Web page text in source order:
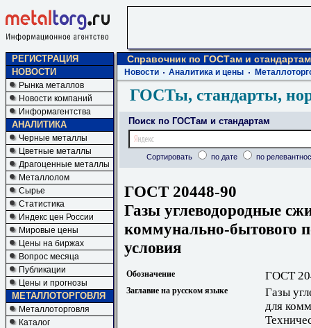
РЕГИСТРАЦИЯ
НОВОСТИ
Рынка металлов
Новости компаний
Информагентства
АНАЛИТИКА
Черные металлы
Цветные металлы
Драгоценные металлы
Металлолом
Сырье
Статистика
Индекс цен России
Мировые цены
Цены на биржах
Вопрос месяца
Публикации
Цены и прогнозы
МЕТАЛЛОТОРГОВЛЯ
Металлоторговля
Каталог
Справочник по ГОСТам и стандартам
Новости Аналитика и цены
ГОСТы, стандарты,
Поиск по ГОСТам и стандартам
Сортировать по дате по
ГОСТ 20448-90
Газы углеводородные
коммунально-бытового
условия
Обозначение ГОСТ
Заглавие на русском языке
Газы
для